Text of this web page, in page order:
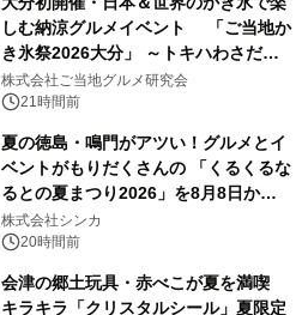
しむ納涼グルメイベント 「ご当地か
き氷祭2026大分」 ～トキハわさだタ
ウンで8月21日～31日まで11日間限定
開催～
株式会社ご当地グルメ研究会
21時間前
夏の徳島・鳴門がアツい！グルメとイ
ベントがもりだくさんの 「くるくるな
るとの夏まつり2026」を8月8日から9
日間開催 ～夏限定メニューや大抽選
会、大学芋スティックの振る舞いも～
株式会社シンカ
20時間前
会津の郷土玩具・赤べこが夏を満喫
キラキラ「クリスタルシール」夏限定